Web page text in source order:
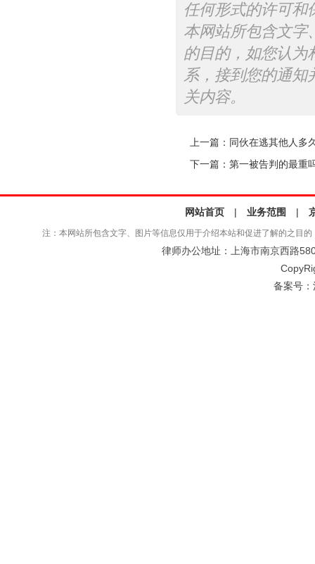
任何形式的许可和
本网站所包含文字
的目的，如您认为
系，接到您的通知
关内容。
上一篇： 同伙在逃其他人多
下一篇： 第一被告判的最重
网站首页 | 业务范围 |
注：本网站所包含文字、图片等信息仅用于介绍本站和促进了解的之目
律师办公地址：上海市南京西路
备案号：